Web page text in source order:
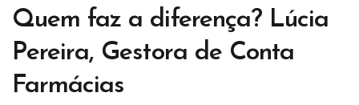
Quem faz a diferença? Lúcia
Pereira, Gestora de Conta
Farmácias